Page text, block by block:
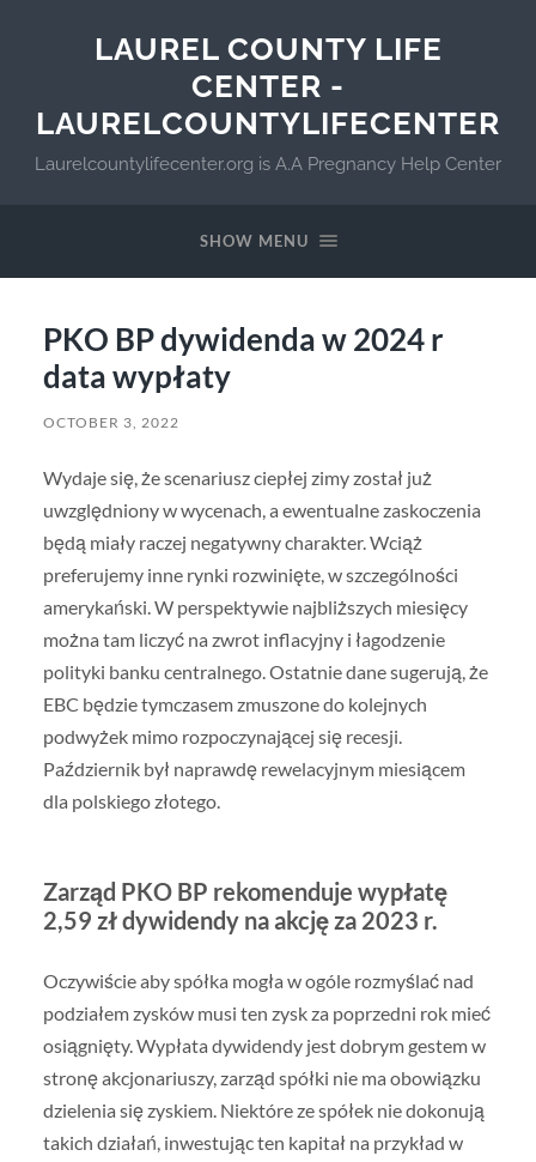
LAUREL COUNTY LIFE
CENTER -
LAURELCOUNTYLIFECENTER
Laurelcountylifecenter.org is A.A Pregnancy Help Center
SHOW MENU
PKO BP dywidenda w 2024 r
data wypłaty
OCTOBER 3, 2022
Wydaje się, że scenariusz ciepłej zimy został już
uwzględniony w wycenach, a ewentualne zaskoczenia
będą miały raczej negatywny charakter. Wciąż
preferujemy inne rynki rozwinięte, w szczególności
amerykański. W perspektywie najbliższych miesięcy
można tam liczyć na zwrot inflacyjny i łagodzenie
polityki banku centralnego. Ostatnie dane sugerują, że
EBC będzie tymczasem zmuszone do kolejnych
podwyżek mimo rozpoczynającej się recesji.
Październik był naprawdę rewelacyjnym miesiącem
dla polskiego złotego.
Zarząd PKO BP rekomenduje wypłatę
2,59 zł dywidendy na akcję za 2023 r.
Oczywiście aby spółka mogła w ogóle rozmyślać nad
podziałem zysków musi ten zysk za poprzedni rok mieć
osiągnięty. Wypłata dywidendy jest dobrym gestem w
stronę akcjonariuszy, zarząd spółki nie ma obowiązku
dzielenia się zyskiem. Niektóre ze spółek nie dokonują
takich działań, inwestując ten kapitał na przykład w